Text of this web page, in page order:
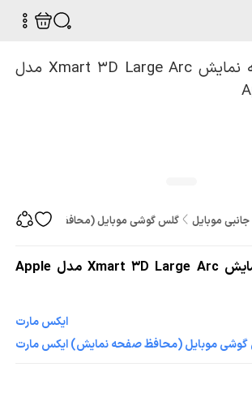
جانبی موبایل گلس گوشی موبایل (محافظ صفحه
محافظ صفحه نمایش Xmart 3D Large Arc مدل Apple
ایکس مارت
موبایل (محافظ صفحه نمایش) ایکس مارت